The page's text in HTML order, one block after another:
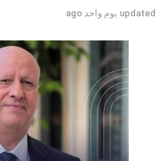
updated يوم واحد ago